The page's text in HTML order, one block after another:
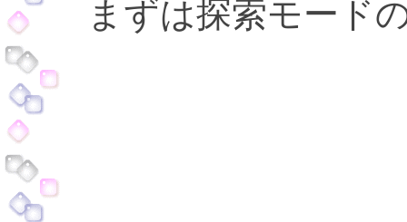
まずは探索モード